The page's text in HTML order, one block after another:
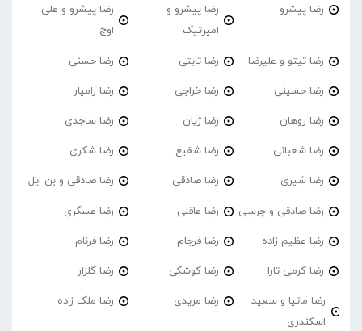
رضا پیشرو
رضا پیشرو و
امیرتیک
رضا پیشرو و علی
اوج
رضا تیتو و علیرضا رضا ثابتی رضا حسنی
رضا حسینی رضا خراجی رضا رامیار
رضا روهان رضا ژیان رضا ساجدی
رضا شعبانی رضا شفیع رضا شکری
رضا شیری رضا صادقی رضا صادقی و بن ایل
رضا صادقی و چرسی رضا عاقلی رضا عسگری
رضا عظیم زاده رضا فرجام رضا فرنام
رضا کرمی تارا رضا کوشکی رضا گلزار
رضا ماتیا و سعید
اسکندری
رضا مریدی رضا ملک زاده